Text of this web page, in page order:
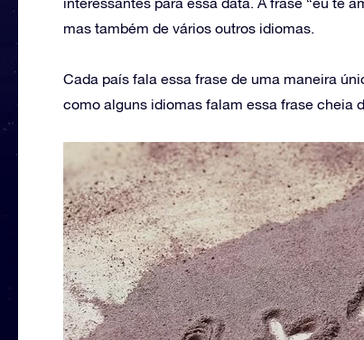
mas também de vários outros idiomas.
Cada país fala essa frase de uma maneira
como alguns idiomas falam essa frase cheia